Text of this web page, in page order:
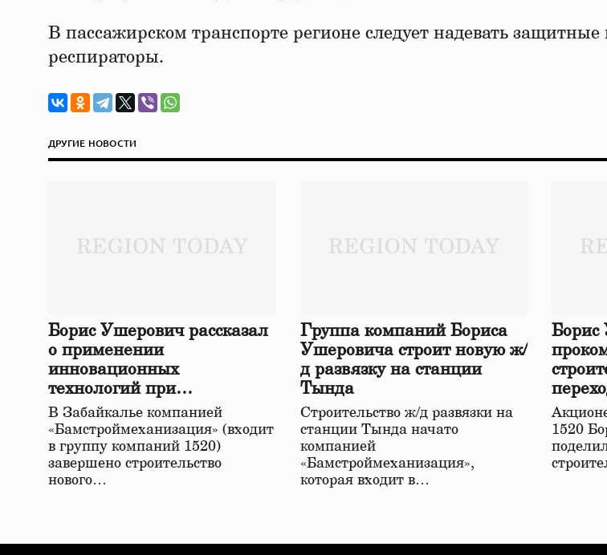
В пассажирском транспорте регионе следует надевать
респираторы.
ДРУГИЕ НОВОСТИ
Борис Ушерович рассказал
о применении
инновационных
технологий при
строительстве нового моста
в Забайкалье
В Забайкалье компанией
«Бамстроймеханизация» (входит
в группу компаний 1520)
завершено строительство
нового…
Группа компаний Бориса
Ушеровича строит новую ж/
д развязку на станции
Тында
Строительство ж/д развязки на
станции Тында начато
компанией
«Бамстроймеханизация»,
которая входит в…
Борис
1520